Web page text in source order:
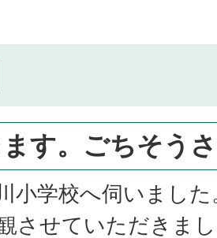
す。ごちそう
小学校へ伺いまし
させていただきま